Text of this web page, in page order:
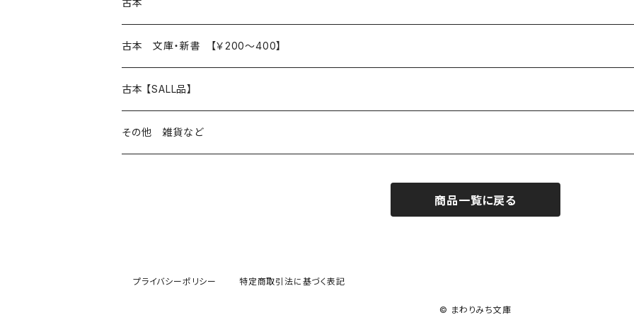
読書のこと
本屋のこと
文芸
近代小説 エッセイ 戯曲（日本人作家）
現代小説 エッセイ 戯曲（日本人作家）
短歌 俳句 川柳
日々 の できこと
日常の 風景 群像
生き方 ライフスタイル
本 の あれこれ
読書のこと
本屋のこと
日本文学
小説 エッセイ 戯曲（日本人作家）
海外文学
古本 文庫・新書 【￥200～400】
日本文学
小説 エッセイ 戯曲
海外文学
古本 【SALL品】
20％OFF
その他 雑貨など
商品一覧に戻る
プライバシーポリシー 特定商取引法に基づく表記
© まわりみち文庫